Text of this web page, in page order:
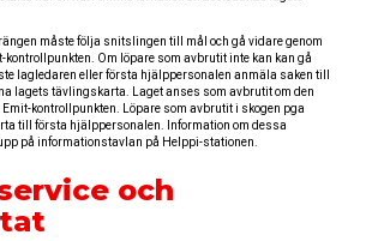
måste följa snitslingen till mål och gå vidare genom
Om löpare som avbrutit inte kan kan gå
lagledaren eller första hjälppersonalen anmäla saken till
lagets tävlingskarta. Laget anses som avbrutit om den
kontrollpunkten. Löpare som avbrutit i skogen pga
till första hjälppersonalen. Information om dessa
på informationstavlan på Helppi-stationen.
och